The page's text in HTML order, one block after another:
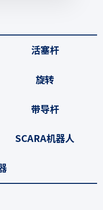
活塞杆
旋转
带导杆
SCARA机器人